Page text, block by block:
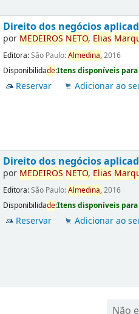
Direito dos negócios
por MEDEIROS NETO, Elias
Editora:São Paulo:Almedina,2016
Disponibilidade:Itens disponíveis
Reservar Adicionar ao
Direito dos negócios
por MEDEIROS NETO, Elias
Editora:São Paulo:Almedina,2016
Disponibilidade:Itens disponíveis
Reservar Adicionar ao